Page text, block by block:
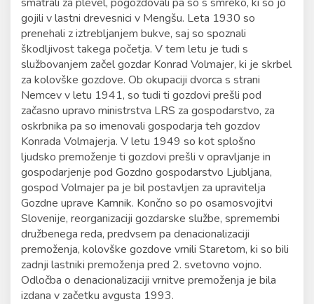
gojili v lastni drevesnici v Mengšu. Leta 1930 so
prenehali z iztrebljanjem bukve, saj so spoznali
škodljivost takega početja. V tem letu je tudi s
službovanjem začel gozdar Konrad Volmajer, ki je skrbel
za kolovške gozdove. Ob okupaciji dvorca s strani
Nemcev v letu 1941, so tudi ti gozdovi prešli pod
začasno upravo ministrstva LRS za gospodarstvo, za
oskrbnika pa so imenovali gospodarja teh gozdov
Konrada Volmajerja. V letu 1949 so kot splošno
ljudsko premoženje ti gozdovi prešli v opravljanje in
gospodarjenje pod Gozdno gospodarstvo Ljubljana,
gospod Volmajer pa je bil postavljen za upravitelja
Gozdne uprave Kamnik. Končno so po osamosvojitvi
Slovenije, reorganizaciji gozdarske službe, spremembi
družbenega reda, predvsem pa denacionalizaciji
premoženja, kolovške gozdove vrnili Staretom, ki so bili
zadnji lastniki premoženja pred 2. svetovno vojno.
Odločba o denacionalizaciji vrnitve premoženja je bila
izdana v začetku avgusta 1993.